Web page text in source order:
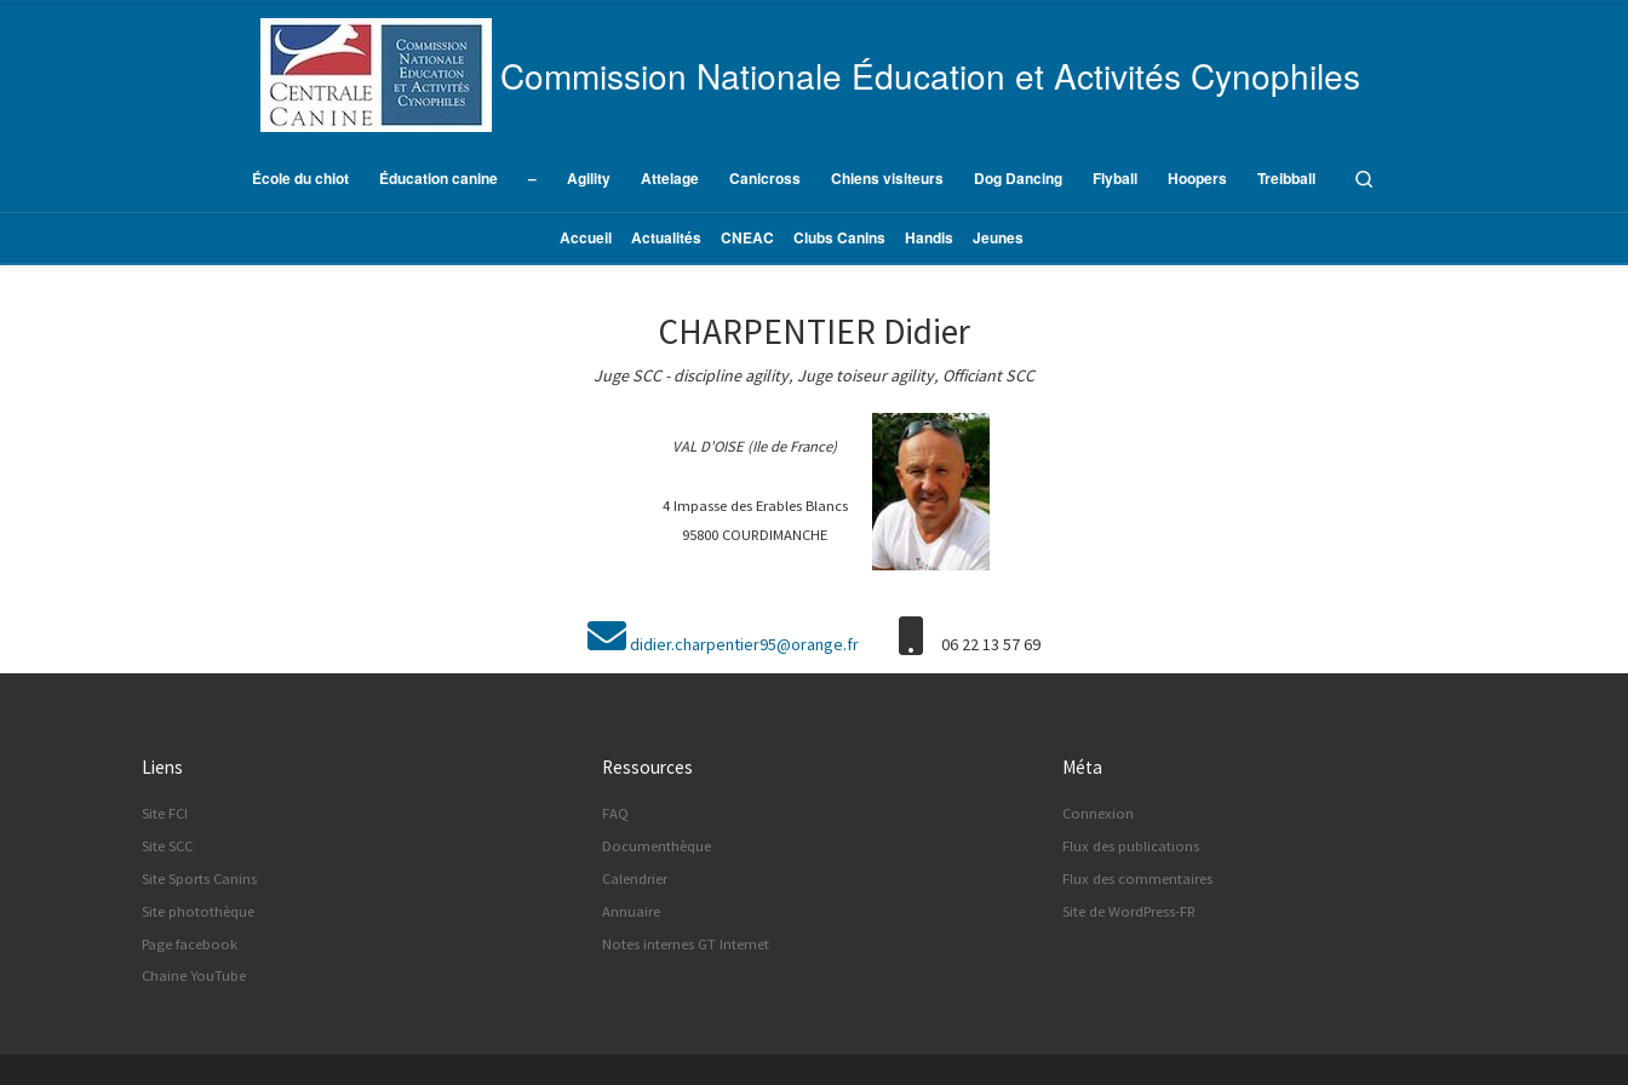
Accueil Actualités CNEAC Clubs Canins Handis Jeunes
Commission Nationale Éducation et Activités Cynophiles
École du chiot Éducation canine – Agility Attelage Canicross Chiens visiteurs Dog Dancing Flyball Hoopers Treibball
CHARPENTIER Didier
Juge SCC - discipline agility, Juge toiseur agility, Officiant SCC
VAL D'OISE (Ile de France)
4 Impasse des Erables Blancs
95800 COURDIMANCHE
didier.charpentier95@orange.fr 06 22 13 57 69
Liens
Site FCI
Site SCC
Site Sports Canins
Site photothèque
Page facebook
Chaine YouTube
Ressources
FAQ
Documenthèque
Calendrier
Annuaire
Notes internes GT Internet
Méta
Connexion
Flux des publications
Flux des commentaires
Site de WordPress-FR